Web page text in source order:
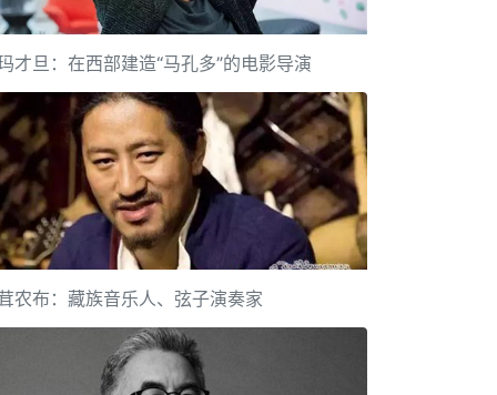
才旦：在西部建造“马孔多”的电影导演
农布：藏族音乐人、弦子演奏家